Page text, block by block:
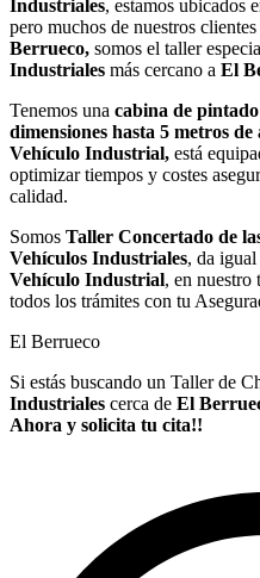
Industriales, estamos ubicados
pero muchos de nuestros
Berrueco, somos el taller
Industriales más cercano a El
Tenemos una cabina de
dimensiones hasta 5 metros
Vehículo Industrial, está
optimizar tiempos y costes
calidad.
Somos Taller Concertado de
Vehículos Industriales, da
Vehículo Industrial, en nuestro
todos los trámites con tu
El Berrueco
Si estás buscando un Taller de
Industriales cerca de El
Ahora y solicita tu cita!!